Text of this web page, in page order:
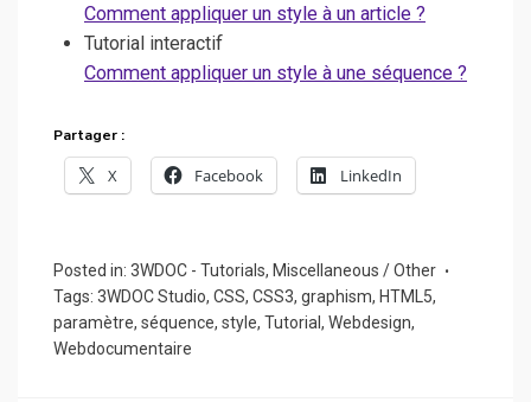
Comment appliquer un style à un article ?
Tutorial interactif
Comment appliquer un style à une séquence ?
Partager :
X Facebook LinkedIn
Posted in: 3WDOC - Tutorials, Miscellaneous / Other
Tags: 3WDOC Studio, CSS, CSS3, graphism, HTML5,
paramètre, séquence, style, Tutorial , Webdesign,
Webdocumentaire